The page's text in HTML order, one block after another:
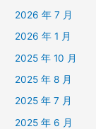
2026 年 7 月
2026 年 1 月
2025 年 10 月
2025 年 8 月
2025 年 7 月
2025 年 6 月